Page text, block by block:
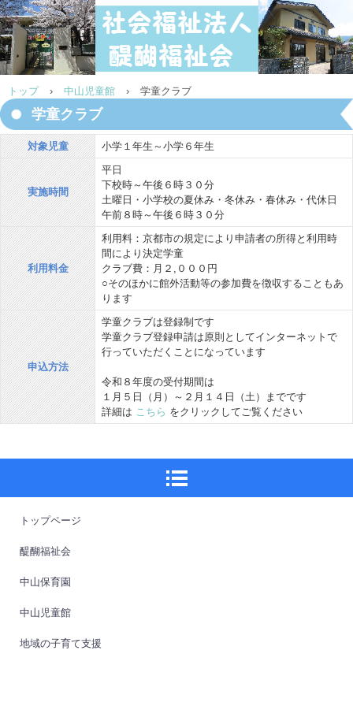
トップ › 中山児童館 › 学童クラブ
学童クラブ
対象児童 小学１年生～小学６年生
実施時間
平日
下校時～午後６時３０分
土曜日・小学校の夏休み・冬休み・春休み・代休日
午前８時～午後６時３０分
利用料金
利用料：京都市の規定により申請者の所得と利用時
間により決定学童
クラブ費：月２,０００円
○そのほかに館外活動等の参加費を徴収することもあ
ります
申込方法
学童クラブは登録制です
学童クラブ登録申請は原則としてインターネットで
行っていただくことになっています
令和８年度の受付期間は
１月５日（月）～２月１４日（土）までです
詳細は こちら をクリックしてご覧ください
トップページ
醍醐福祉会
中山保育園
中山児童館
地域の子育て支援